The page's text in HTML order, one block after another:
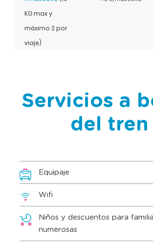
KG max y
máximo 2 por
viaje)
Servicios a
del tren
Equipaje
Wifi
Niños y descuentos para
numerosas